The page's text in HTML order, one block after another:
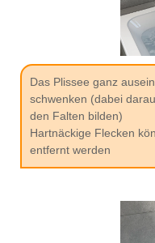
Das Plissee ganz
schwenken (dabei
den Falten bilden)
Hartnäckige Flecken
entfernt werden